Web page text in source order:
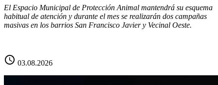
El Espacio Municipal de Protección Animal mantendrá su esquema
habitual de atención y durante el mes se realizarán dos campañas
masivas en los barrios San Francisco Javier y Vecinal Oeste.
schedule 03.08.2026